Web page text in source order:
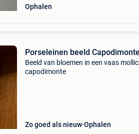
Ophalen
Porseleinen beeld
Beeld van bloemen in een vaas
capodimonte
Zo goed als nieuw Ophalen